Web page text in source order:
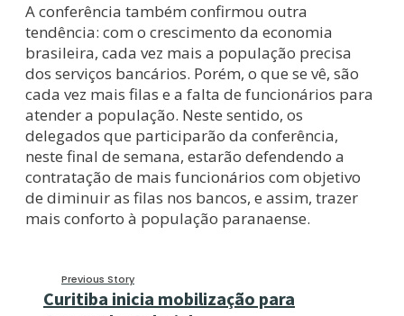
A conferência também confirmou outra
tendência: com o crescimento da economia
brasileira, cada vez mais a população precisa
dos serviços bancários. Porém, o que se vê, são
cada vez mais filas e a falta de funcionários para
atender a população. Neste sentido, os
delegados que participarão da conferência,
neste final de semana, estarão defendendo a
contratação de mais funcionários com objetivo
de diminuir as filas nos bancos, e assim, trazer
mais conforto à população paranaense.
Previous Story
Curitiba inicia mobilização para